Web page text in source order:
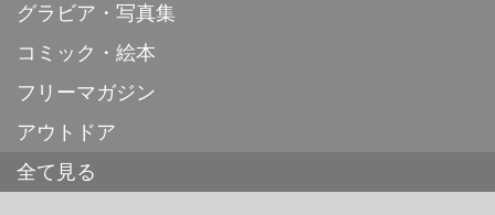
グラビア・写真集
コミック・絵本
フリーマガジン
アウトドア
全て見る